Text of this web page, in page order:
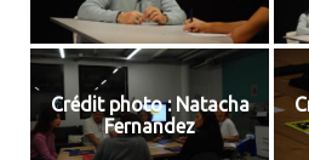
Crédit photo : Natacha
Fernandez